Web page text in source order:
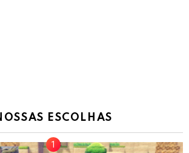
ESCOLHAS